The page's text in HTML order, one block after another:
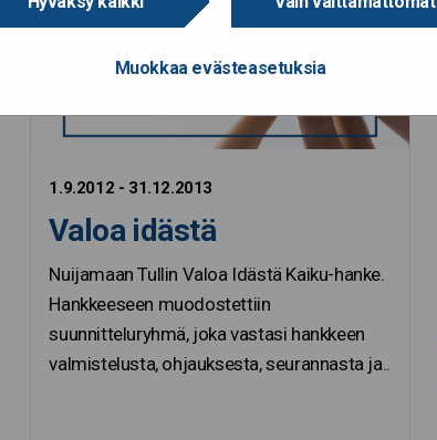
Muokkaa evästeasetuksia
1.9.2012 - 31.12.2013
Valoa idästä
Nuijamaan Tullin Valoa Idästä Kaiku-hanke.
Hankkeeseen muodostettiin
suunnitteluryhmä, joka vastasi hankkeen
valmistelusta, ohjauksesta, seurannasta ja..